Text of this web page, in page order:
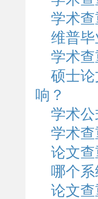
学术
维普
学术
硕士
响？
学术
学术
论文
哪个
论文